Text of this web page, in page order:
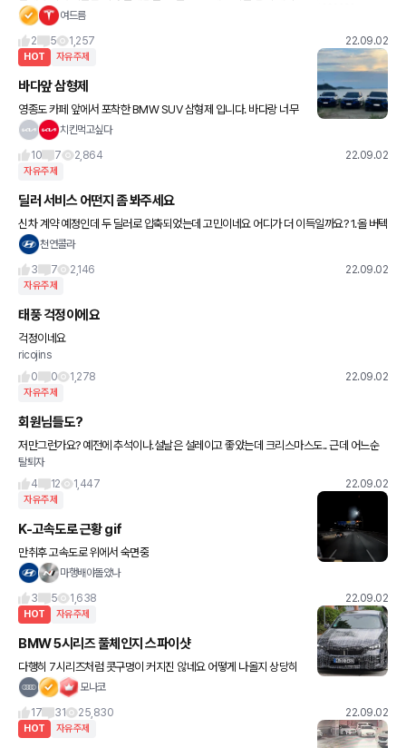
7.7% 증가했다. 같은 기간 토요타(-9.8%), 혼다(-37.7%), 마쯔다(-
여드름
2
5 1,257 22.09.02
HOT 자유주제
바다앞 삼형제
영종도 카페 앞에서 포착한 BMW SUV 삼형제 입니다. 바다랑 너무
잘 어울리고 멋져서 찍었는데 혹시 겟차 회원님이실까 해서 올려봅니
치킨먹고싶다
10
7 2,864 22.09.02
자유주제
딜러 서비스 어떤지 좀 봐주세요
신차 계약 예정인데 두 딜러로 압축되었는데 고민이네요 어디가 더 이득일까요? 1.올 버텍
스 900, qxd8000, 4종ppf, 코일메트, 유리막코팅, 신차검수 2.현금지원 100 1번이 끌
천연콜라
3
7 2,146 22.09.02
자유주제
태풍 걱정이에요
걱정이네요
ricojins
0
0 1,278 22.09.02
자유주제
회원님들도?
저만그런가요? 예전에 추석이나.설날은 설레이고 좋았는데 크리스마스도.. 근데 어느순
간부터 명절 분위기크리스마스분위기 그런걸 못느끼네요ㅋ 나이탓인가?ㅋㅋ 저만그런
가요?
탈퇴자
4
12 1,447 22.09.02
자유주제
K-고속도로 근황 gif
만취후 고속도로 위에서 숙면중
마행배야돌았나
3
5 1,638 22.09.02
HOT 자유주제
BMW 5시리즈 풀체인지 스파이샷
다행히 7시리즈처럼 콧구멍이 커지진 않네요 어떻게 나올지 상당히
기대됩니다 ㅎㅎ모나코
17
31 25,830 22.09.02
HOT 자유주제